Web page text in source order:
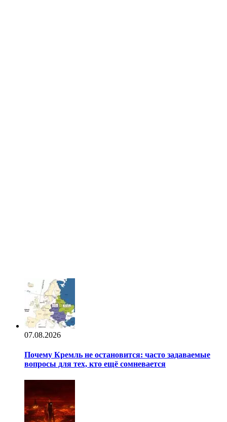
07.08.2026
Почему Кремль не остановится: часто задаваемые
вопросы для тех, кто ещё сомневается